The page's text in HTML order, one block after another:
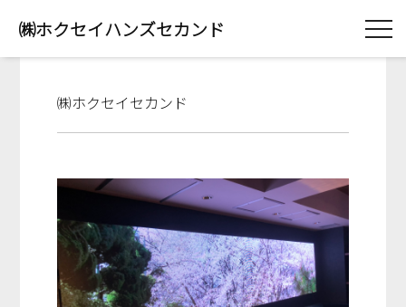
㈱ホクセイハンズセカンド
㈱ホクセイセカンド